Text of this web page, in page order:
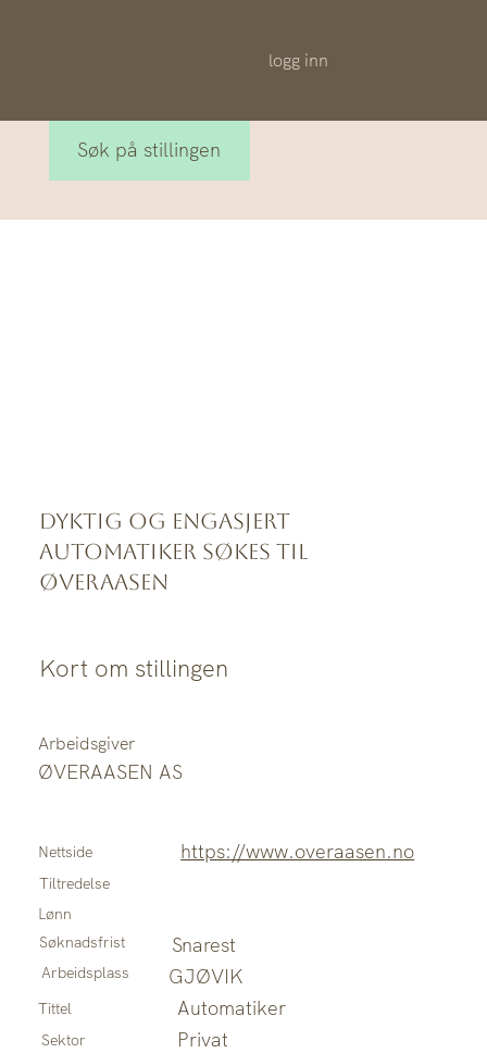
logg inn
Kort om stillingen
Arbeidsgiver
ØVERAASEN AS
Nettside https://www.overaasen.no
Tiltredelse
Lønn
Søknadsfrist
Snarest
Arbeidsplass GJØVIK
Tittel Automatiker
Sektor Privat
Dyktig og engasjert
automatiker søkes til
Øveraasen
Søk på stillingen